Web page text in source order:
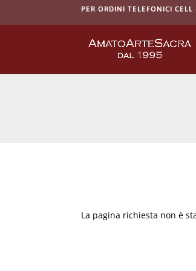
PER ORDINI TELEFONICI
La pagina richiesta non è